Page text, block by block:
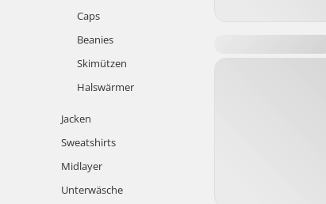
Caps
Beanies
Skimützen
Halswärmer
Jacken
Sweatshirts
Midlayer
Unterwäsche